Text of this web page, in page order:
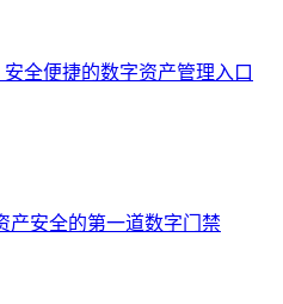
全便捷的数字资产管理入口
产安全的第一道数字门禁